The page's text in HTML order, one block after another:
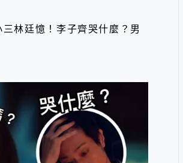
林廷憶！李子齊哭什麼？男